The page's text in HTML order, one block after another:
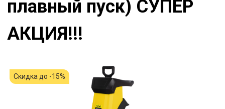
плавный пуск) СУПЕР
АКЦИЯ!!!
Скидка до -15%